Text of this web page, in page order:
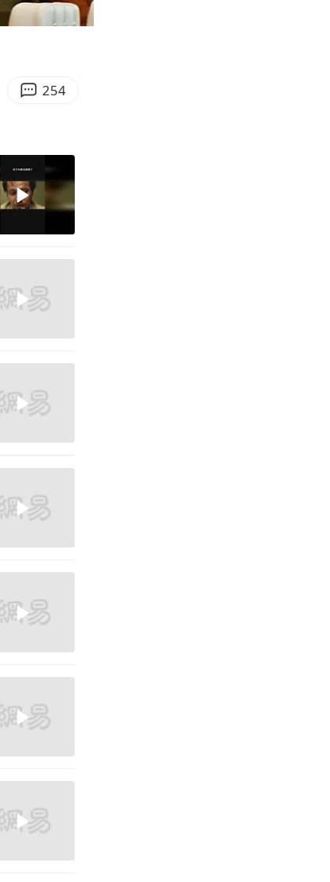
01:28
Enter
254